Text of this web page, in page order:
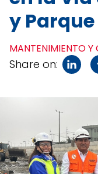
y
MANTENIMIENTO Y
Share on: